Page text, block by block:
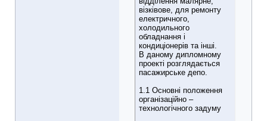
візківове, для ремонту
електричного,
холодильного
обладнання і
кондиціонерів та інші.
В даному дипломному
проекті розглядається
пасажирське депо.
1.1 Основні положення
організаційно –
технологічного задуму